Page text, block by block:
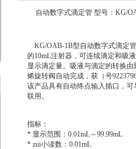
自动数字式滴定管 型号：KG/
KG/OAB-1B型自动数字式滴定
的10mL注射器，可连续滴定和吸
显示滴定量。吸液与滴定的转换由
烯旋转阀自动完成，获（号
该产品具有自动终点输入插口，可
联用。
指标：
* 显示范围：0.01mL～99.99mL
* zui小读数：0.01mL